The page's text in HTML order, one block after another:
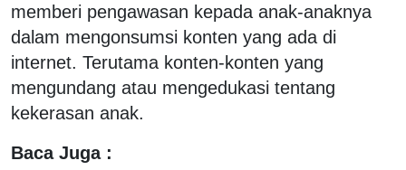
memberi pengawasan kepada anak-anaknya
dalam mengonsumsi konten yang ada di
internet. Terutama konten-konten yang
mengundang atau mengedukasi tentang
kekerasan anak.
Baca Juga :